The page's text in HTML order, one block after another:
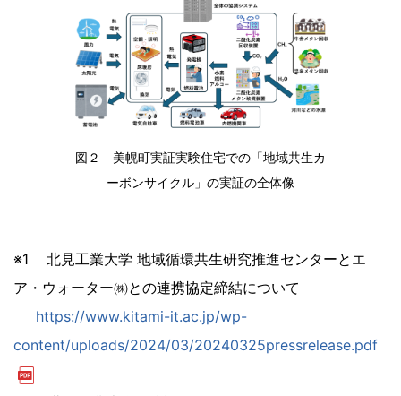
図２ 美幌町実証実験住宅での「地域共生カ
ーボンサイクル」の実証の全体像
※1 北見工業大学 地域循環共生研究推進センターとエ
ア・ウォーター㈱との連携協定締結について
https://www.kitami-it.ac.jp/wp-
content/uploads/2024/03/20240325pressrelease.pdf